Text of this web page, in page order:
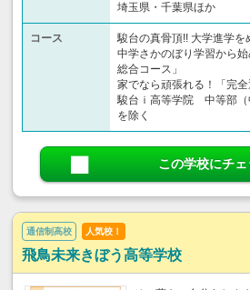
埼玉県・千葉県ほか
コース
駿台の真骨頂!! 大学進学を
中学さかのぼり学習から
総合コース」
家でなら頑張れる！「完全
駿台ｉ高等学院 中等部
を除く
この学校にチェ
通信制高校 人気校！
飛鳥未来きぼう高等学校